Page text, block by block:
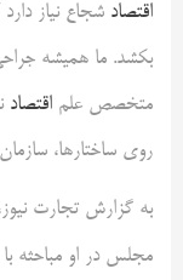
اقتصاد شجاع نیاز
بکشد. ما همیشه
متخصص علم اقتصاد
روی ساختارها،
به گزارش تجارت
مجلس در او مباحثه با